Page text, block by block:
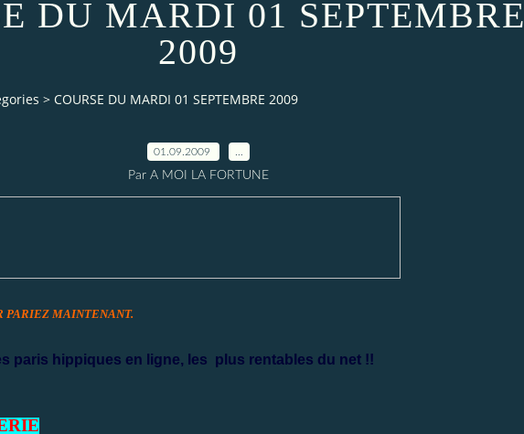
DU MARDI 01 SEPTEMBRE
2009
> COURSE DU MARDI 01 SEPTEMBRE 2009
01.09.2009
Par A MOI LA FORTUNE
PARIEZ MAINTENANT.
paris hippiques en ligne, les plus rentables du net !!